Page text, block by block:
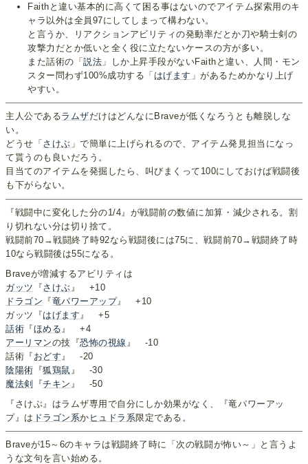
Faithと違い基本的に高くて困る事はないのでアイテム探索用のキ
ャラ以外は全員97にしてしまって構わない。
と言うか、リアクションアビリティの発動率だとか刀や騎士剣の
攻撃力だとか低いと全く役に立たないケースの方が多い。
また話術の「説法 」しか上昇手段がないFaithと違い、人間・モン
スター問わず100%成功する「 はげます 」があるためかなり上げ
やすい。
主人公であるラムザだけはどんなにBraveが低くなろうとも離脱しな
い。
どうせ「 さけぶ 」で簡単に上げられるので、アイテム発見担当になっ
て貰うのも良いだろう。
目当てのアイテムを発掘したら、叫びまくって100にしておけば戦闘後
も下がらない。
『戦闘中に変化した分の1/4』が戦闘前の数値に加算・減少される。割
り切れない分は切り捨て。
戦闘前70→戦闘終了時92なら戦闘後には75に、戦闘前70→戦闘終了時
10なら戦闘後は55になる。
Braveが増減するアビリティは
ガッツ
『さけぶ 』 +10
ドラゴン 『竜パワーアップ』 +10
ガッツ『はげます 』 +5
話術 『ほめる 』 +4
アーリマンの技『恐怖の視線 』 -10
話術『 おどす 』 -20
陰陽術 『狐鶏鼠 』 -30
魔法剣
『チキン 』 -50
『さけぶ』はラムザ専用で自分にしか効果がなく、『竜パワーアッ
プ』は ドラゴン系か ヒュ ドラ 系限定である。
Braveが15～6のキャラは戦闘終了時に「次の戦闘が怖い～」と言うよ
うな文句を言い始める。